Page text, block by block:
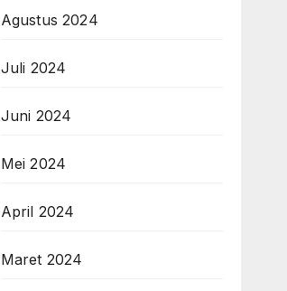
Agustus 2024
Juli 2024
Juni 2024
Mei 2024
April 2024
Maret 2024